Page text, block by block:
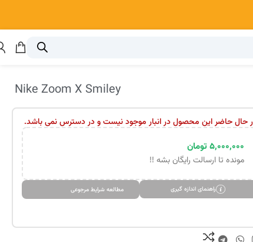
Nike Zoom X Smiley
حال حاضر این محصول در انبار موجود نیست و در دسترس نمی باشد.
۵,۰۰۰,۰۰۰تومان
مونده تا ارسالت رایگان بشه !!
راهنمای اندازه گیری مطالعه شرایط مرجوعی